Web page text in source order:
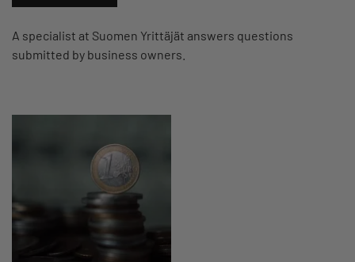
A specialist at Suomen Yrittäjät answers questions
submitted by business owners.